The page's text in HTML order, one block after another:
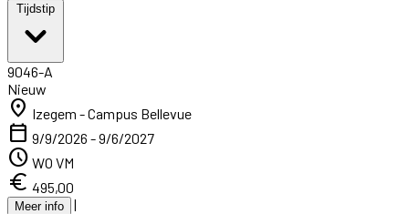
Tijdstip
9046-A
Nieuw
location_on Izegem - Campus Bellevue
calendar_today 9/9/2026 - 9/6/2027
schedule WO VM
euro 495,00
Meer info |